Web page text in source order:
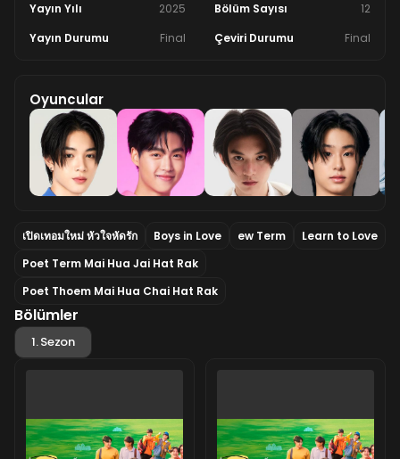
Yayın Yılı
2025 Bölüm Sayısı
12
Yayın Durumu
Final Çeviri Durumu Final
Oyuncular
เปิดเทอมใหม่ หัวใจหัดรัก Boys in Love ew Term
Learn to Love
Poet Term Mai Hua Jai Hat Rak
Poet Thoem Mai Hua Chai Hat Rak
Bölümler
1. Sezon